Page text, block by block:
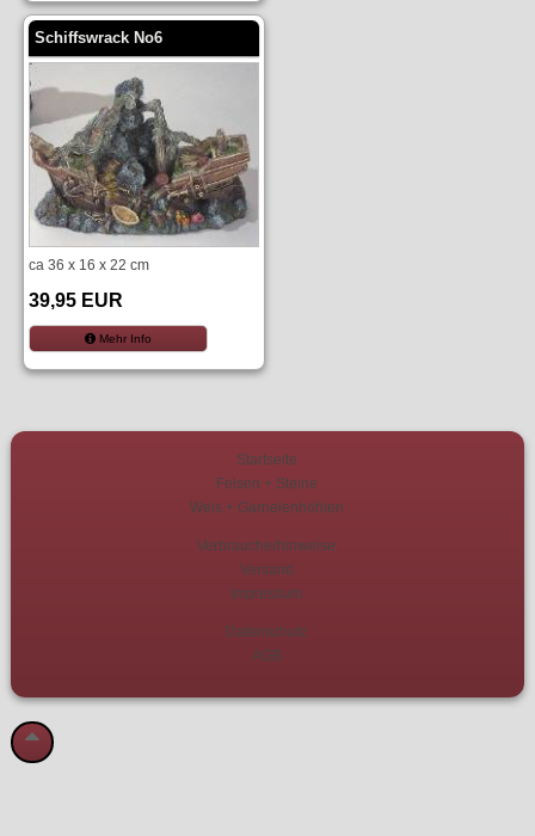
Schiffswrack No6
ca 36 x 16 x 22 cm
39,95 EUR
Mehr Info
Startseite
Felsen + Steine
Wels + Garnelenhöhlen
Verbraucherhinweise
Versand
Impressum
Datenschutz
AGB